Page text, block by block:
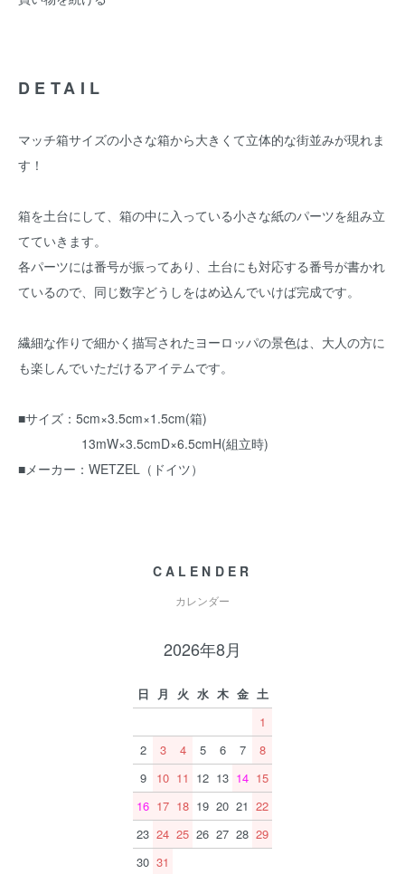
DETAIL
マッチ箱サイズの小さな箱から大きくて立体的な街並みが現れま
す！
箱を土台にして、箱の中に入っている小さな紙のパーツを組み立
てていきます。
各パーツには番号が振ってあり、土台にも対応する番号が書かれ
ているので、同じ数字どうしをはめ込んでいけば完成です。
繊細な作りで細かく描写されたヨーロッパの景色は、大人の方に
も楽しんでいただけるアイテムです。
■サイズ：5cm×3.5cm×1.5cm(箱)
13mW×3.5cmD×6.5cmH(組立時)
■メーカー：WETZEL（ドイツ）
CALENDER
カレンダー
2026年8月
日 月 火 水 木 金 土
1
2
3 4 5 6 7
8
9
10 11 12 13 14 15
16 17 18 19 20 21 22
23 24 25 26 27 28 29
30 31